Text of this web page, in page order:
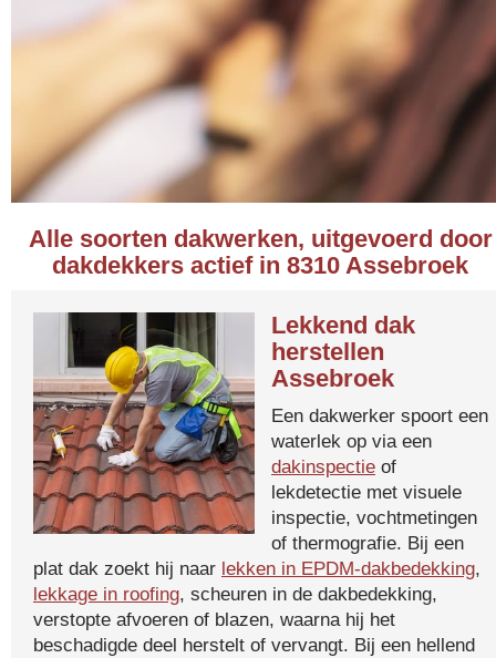
Alle soorten dakwerken, uitgevoerd door
dakdekkers actief in 8310 Assebroek
Lekkend dak
herstellen
Assebroek
Een dakwerker spoort een
waterlek op via een
dakinspectie of
lekdetectie met visuele
inspectie, vochtmetingen
of thermografie. Bij een
plat dak zoekt hij naar lekken in EPDM-dakbedekking,
lekkage in roofing, scheuren in de dakbedekking,
verstopte afvoeren of blazen, waarna hij het
beschadigde deel herstelt of vervangt. Bij een hellend